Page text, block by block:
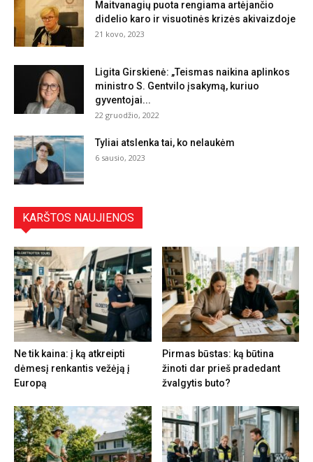
Maitvanagių puota rengiama artėjančio
didelio karo ir visuotinės krizės akivaizdoje
21 kovo, 2023
Ligita Girskienė: „Teismas naikina aplinkos
ministro S. Gentvilo įsakymą, kuriuo
gyventojai...
22 gruodžio, 2022
Tyliai atslenka tai, ko nelaukėm
6 sausio, 2023
KARŠTOS NAUJIENOS
Ne tik kaina: į ką atkreipti
dėmesį renkantis vežėją į
Europą
Pirmas būstas: ką būtina
žinoti dar prieš pradedant
žvalgytis buto?